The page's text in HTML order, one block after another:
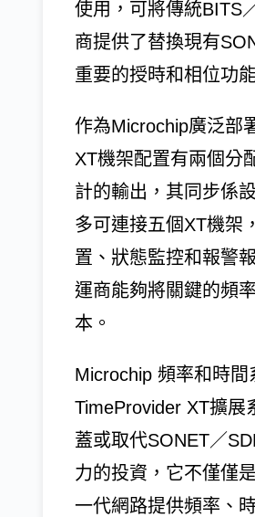
使用，可將傳統BITS
商提供了替換現有
重要的授時和相位功能
作為Microchip廣泛部
XT機架配置有兩個分
計的輸出，其同步係
多可連接五個XT機架
置、狀態監控和報警
運商能夠將關鍵的頻
本。
Microchip 頻率和時
TimeProvider XT擴展
蓋或取代SONET／
力的投資，它不僅僅
一代網路提供頻率、